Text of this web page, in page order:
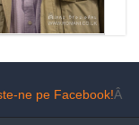
ne pe Facebook!Â